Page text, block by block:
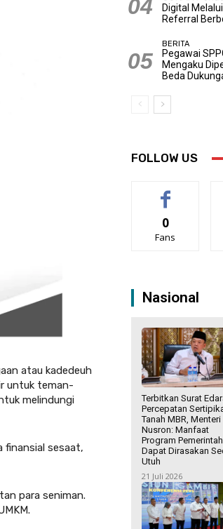
atau kadedeuh
untuk teman-
melindungi
finansial sesaat,
para seniman.
Digital
Referral
BERITA
Pegawai
Mengaku
Beda
FOLLOW US
0
Fans
Nasional
Terbitkan Surat
Percepatan
Tanah MBR, Menteri
Nusron: Manfaat
Program Pemerintah
Dapat Dirasakan
Utuh
21 Juli 2026